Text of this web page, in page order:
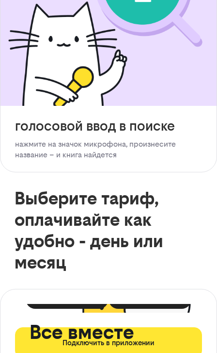
голосовой ввод в поиске
нажмите на значок микрофона, произнесите
название – и книга найдется
Выберите тариф,
оплачивайте как
удобно - день или
месяц
Все вместе
Подключить в приложении